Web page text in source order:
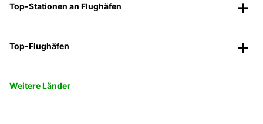
Top-Stationen an Flughäfen
Top-Flughäfen
Weitere Länder